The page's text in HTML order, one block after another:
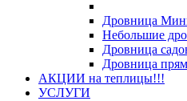
Дровница
Небольшие
Дровница
Дровница
АКЦИИ на теплицы!!!
УСЛУГИ